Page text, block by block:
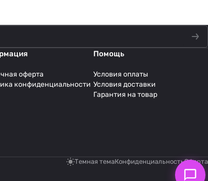
оферта
конфиденциальности
Помощь
Условия оплаты
Условия доставки
Гарантия на товар
Темная темаКонфиденциальностьОферта